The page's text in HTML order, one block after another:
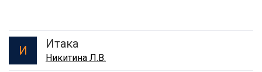
И Итака
Никитина Л.В.